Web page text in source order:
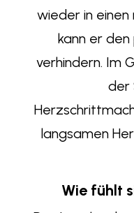
wieder in einen
kann er
verhindern. Im
der
langsamen
Wie fühlt